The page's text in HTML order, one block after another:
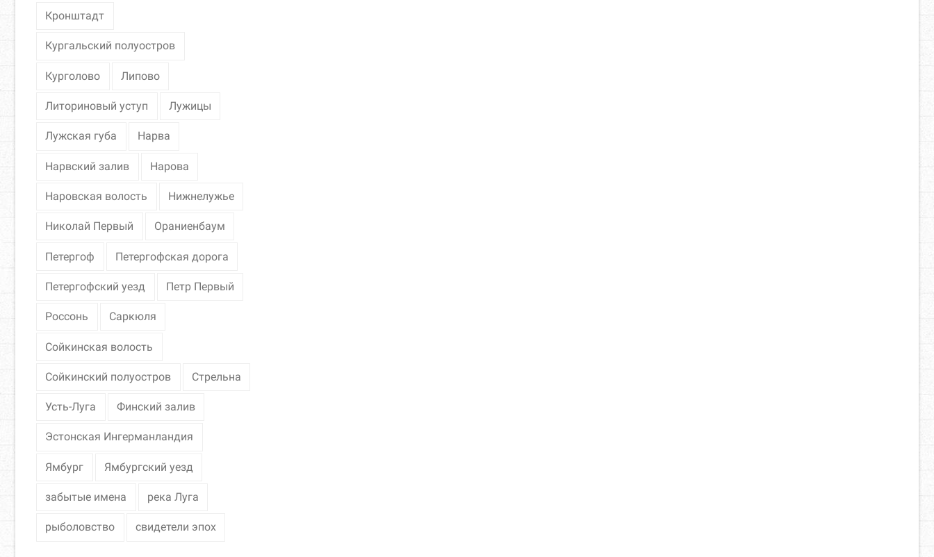
Кронштадт
Кургальский полуостров
Курголово Липово
Литориновый уступ Лужицы
Лужская губа Нарва
Нарвский залив Нарова
Наровская волость Нижнелужье
Николай Первый Ораниенбаум
Петергоф Петергофская дорога
Петергофский уезд Петр Первый
Россонь Саркюля
Сойкинская волость
Сойкинский полуостров Стрельна
Усть-Луга Финский залив
Эстонская Ингерманландия
Ямбург Ямбургский уезд
забытые имена река Луга
рыболовство свидетели эпох